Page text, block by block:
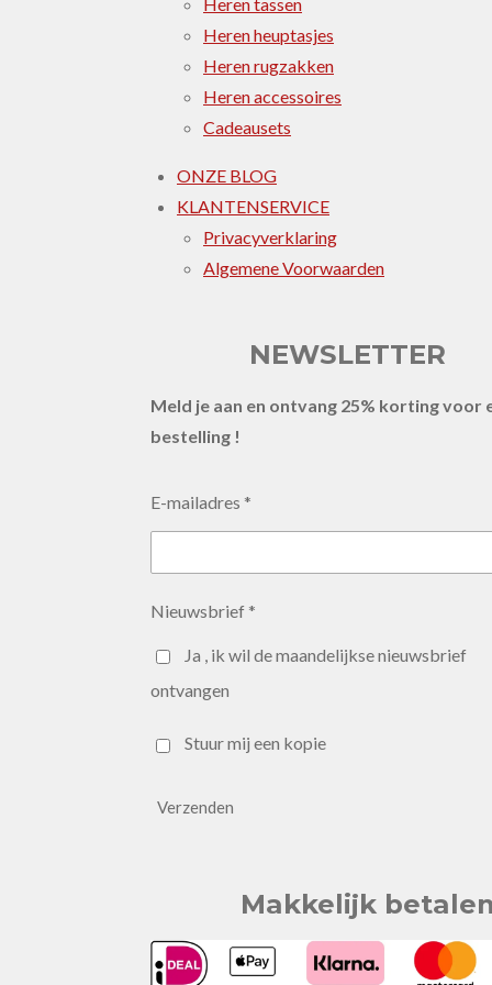
Heren heuptasjes
Heren rugzakken
Heren accessoires
Cadeausets
ONZE BLOG
KLANTENSERVICE
Privacyverklaring
Algemene Voorwaarden
NEWSLETTER
Meld je aan en ontvang 25% korting voor
bestelling !
E-mailadres *
Nieuwsbrief *
Ja , ik wil de maandelijkse nieuwsbrief
ontvangen
Stuur mij een kopie
Verzenden
Makkelijk